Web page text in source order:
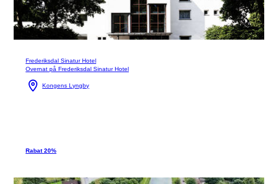
Frederiksdal Sinatur Hotel
Overnat på Frederiksdal Sinatur Hotel
Kongens Lyngby
Rabat 20%